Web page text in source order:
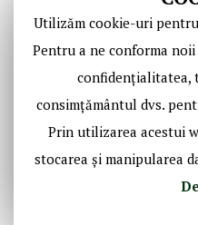
Utilizăm cookie-uri
Pentru a ne conforma
confidențialitatea,
consimțământul dvs.
Prin utilizarea acestui
stocarea și manipularea
Copyright © Casa
Social